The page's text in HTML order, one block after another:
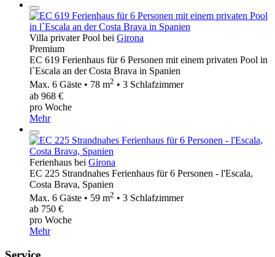
Villa privater Pool bei Girona
Premium
EC 619 Ferienhaus für 6 Personen mit einem privaten Pool in
l`Escala an der Costa Brava in Spanien
Max. 6 Gäste • 78 m2 • 3 Schlafzimmer
ab 968 €
pro Woche
Mehr
Ferienhaus bei Girona
EC 225 Strandnahes Ferienhaus für 6 Personen - l'Escala,
Costa Brava, Spanien
Max. 6 Gäste • 59 m2 • 3 Schlafzimmer
ab 750 €
pro Woche
Mehr